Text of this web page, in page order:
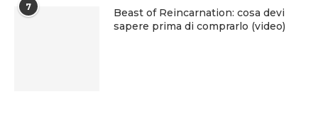
7
Beast of Reincarnation: cosa devi
sapere prima di comprarlo (video)